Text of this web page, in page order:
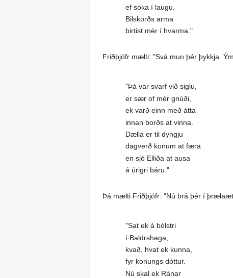
ef soka í laugu.
Bilskorðs arma
birtist mér í hvarma."
Friðþjófr mælti: "Svá mun þér þykkja.
"Þá var svarf við siglu,
er sær of mér gnúði,
ek varð einn með átta
innan borðs at vinna.
Dælla er til dyngju
dagverð konum at færa
en sjó Elliða at ausa
á úrigri báru."
Þá mælti Friðþjófr: "Nú brá þér í
"Sat ek á bólstri
í Baldrshaga,
kvað, hvat ek kunna,
fyr konungs dóttur.
Nú skal ek Ránar